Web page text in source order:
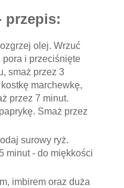
przepis:
olej. Wrzuć
pora i przeciśnięte
smaż przez 3
marchewkę,
przez 7 minut.
Smaż przez
surowy ryż.
minut - do miękkości
imbirem oraz duża